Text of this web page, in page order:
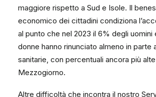
maggiore rispetto a Sud e Isole. Il
economico dei cittadini condiziona
al punto che nel 2023 il 6% degli uomini
donne hanno rinunciato almeno in parte
sanitarie, con percentuali ancora più
Mezzogiorno.
Altre difficoltà che incontra il nostro